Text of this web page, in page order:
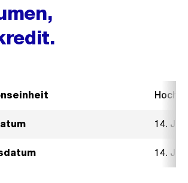
14. Juli
14. Juli